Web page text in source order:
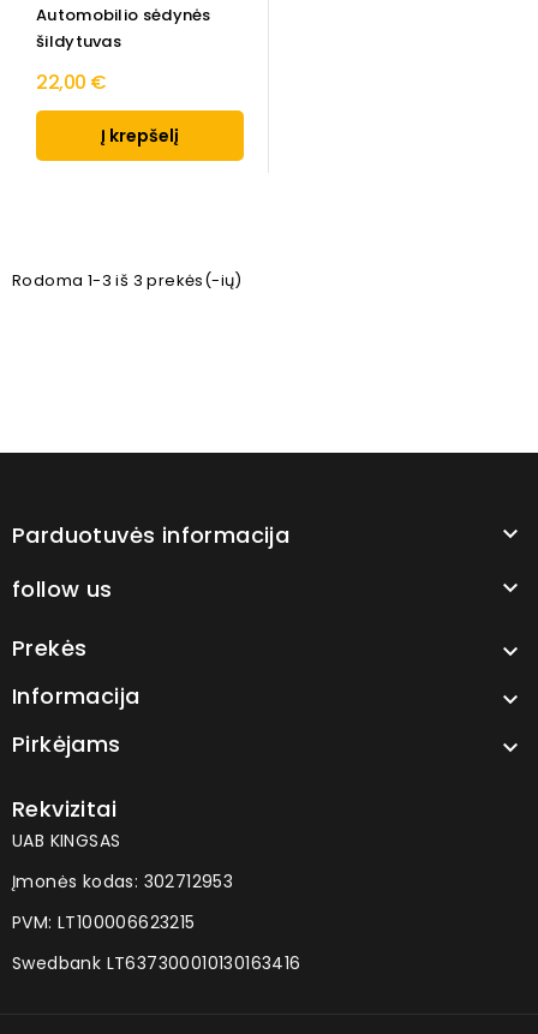
Automobilio sėdynės
šildytuvas
22,00 €
Į krepšelį
Rodoma 1-3 iš 3 prekės(-ių)
Parduotuvės informacija 
follow us 
Prekės 
Informacija 
Pirkėjams 
Rekvizitai
UAB KINGSAS
Įmonės kodas: 302712953
PVM: LT100006623215
Swedbank LT637300010130163416